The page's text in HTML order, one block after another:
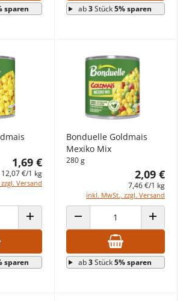
sparen ab3Stück5% sparen
1,69 €
12,07 €/1 kg
Versand
ANZAHL ERHÖHEN
sparen
Bonduelle Goldmais
Mexiko Mix
280 g
2,09 €
7,46 €/1 kg
inkl. MwSt., zzgl. Versand
ANZAHL VERRINGERN ANZAHL
ab3Stück5% sparen